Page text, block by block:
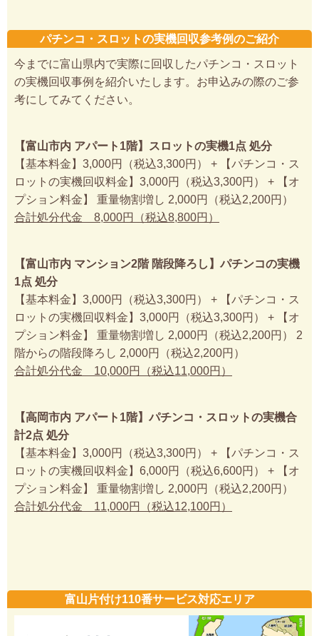
パチンコ・スロットの実機回収参考例のご紹介
今までに富山県内で実際に回収したパチンコ・スロット
の実機回収事例を紹介いたします。お申込みの際のご参
考にしてみてください。
【富山市内 アパート1階】スロットの実機1点 処分
【基本料金】3,000円（税込3,300円） + 【パチンコ・ス
ロットの実機回収料金】3,000円（税込3,300円） + 【オ
プション料金】 重量物割増し 2,000円（税込2,200円）
合計処分代金 8,000円（税込8,800円）
【富山市内 マンション2階 階段降ろし】パチンコの実機
1点 処分
【基本料金】3,000円（税込3,300円） + 【パチンコ・ス
ロットの実機回収料金】3,000円（税込3,300円） + 【オ
プション料金】 重量物割増し 2,000円（税込2,200円） 2
階からの階段降ろし 2,000円（税込2,200円）
合計処分代金 10,000円（税込11,000円）
【高岡市内 アパート1階】パチンコ・スロットの実機合
計2点 処分
【基本料金】3,000円（税込3,300円） + 【パチンコ・ス
ロットの実機回収料金】6,000円（税込6,600円） + 【オ
プション料金】 重量物割増し 2,000円（税込2,200円）
合計処分代金 11,000円（税込12,100円）
富山片付け110番サービス対応エリア